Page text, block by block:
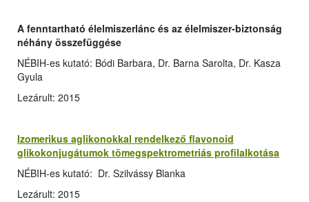
A fenntartható élelmiszerlánc és az élelmiszer-biztonság
néhány összefüggése
NÉBIH-es kutató: Bódi Barbara, Dr. Barna Sarolta, Dr. Kasza
Gyula
Lezárult: 2015
Izomerikus aglikonokkal rendelkező flavonoid
glikokonjugátumok tömegspektrometriás profilalkotása
NÉBIH-es kutató: Dr. Szilvássy Blanka
Lezárult: 2015